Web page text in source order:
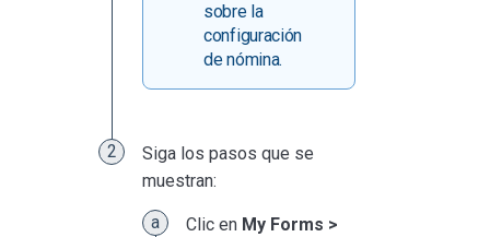
sobre la
configuración
de nómina.
Siga los pasos que se
muestran:
Clic en My Forms >